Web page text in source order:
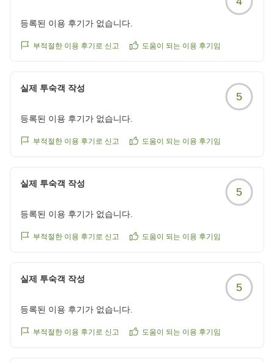
등록된 이용 후기가 없습니다.
부적절한 이용 후기로 신고 도움이 되는 이용 후기임
실제 투숙객 작성
5
등록된 이용 후기가 없습니다.
부적절한 이용 후기로 신고 도움이 되는 이용 후기임
실제 투숙객 작성
5
등록된 이용 후기가 없습니다.
부적절한 이용 후기로 신고 도움이 되는 이용 후기임
실제 투숙객 작성
5
등록된 이용 후기가 없습니다.
부적절한 이용 후기로 신고 도움이 되는 이용 후기임